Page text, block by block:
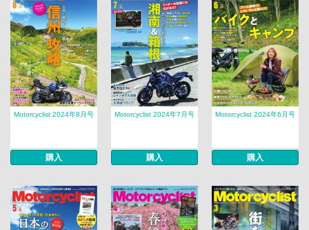
Motorcyclist 2024年8月号
購入
Motorcyclist 2024年7月号
購入
Motorcyclist 2024年6月号
購入